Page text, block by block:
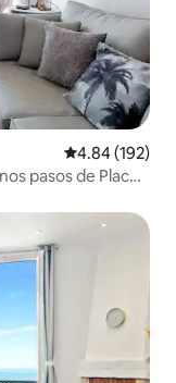
Calificación
4.84 (192)
pasos de Place